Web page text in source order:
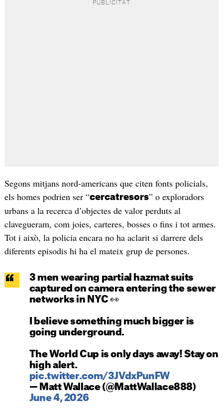
Segons mitjans nord-americans que citen fonts policials,
els homes podrien ser “cercatresors” o exploradors
urbans a la recerca d’objectes de valor perduts al
clavegueram, com joies, carteres, bosses o fins i tot armes.
Tot i això, la policia encara no ha aclarit si darrere dels
diferents episodis hi ha el mateix grup de persones.
3 men wearing partial hazmat suits
captured on camera entering the sewer
networks in NYC 👀
I believe something much bigger is
going underground.
The World Cup is only days away! Stay on
high alert.
pic.twitter.com/3JVdxPunFW
— Matt Wallace (@MattWallace888)
June 4, 2026